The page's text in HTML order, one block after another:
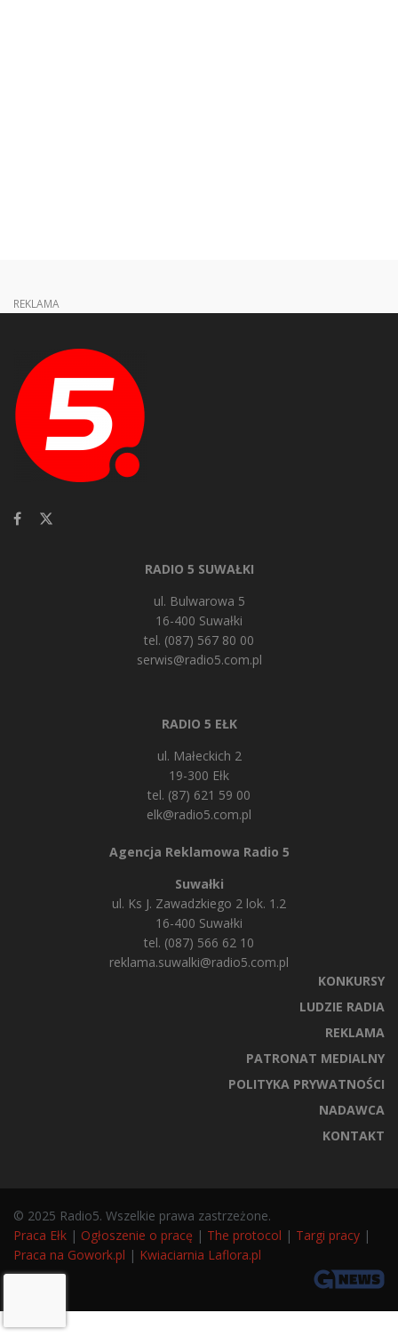
REKLAMA
RADIO 5 SUWAŁKI
ul. Bulwarowa 5
16-400 Suwałki
tel. (087) 567 80 00
serwis@radio5.com.pl
RADIO 5 EŁK
ul. Małeckich 2
19-300 Ełk
tel. (87) 621 59 00
elk@radio5.com.pl
Agencja Reklamowa Radio 5
Suwałki
ul. Ks J. Zawadzkiego 2 lok. 1.2
16-400 Suwałki
tel. (087) 566 62 10
reklama.suwalki@radio5.com.pl
KONKURSY
LUDZIE RADIA
REKLAMA
PATRONAT MEDIALNY
POLITYKA PRYWATNOŚCI
NADAWCA
KONTAKT
© 2025 Radio5. Wszelkie prawa zastrzeżone.
Praca Ełk | Ogłoszenie o pracę | The protocol | Targi pracy |
Praca na Gowork.pl | Kwiaciarnia Laflora.pl